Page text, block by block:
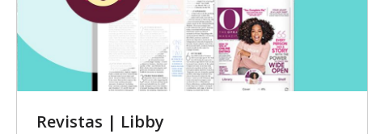
Revistas | Libby